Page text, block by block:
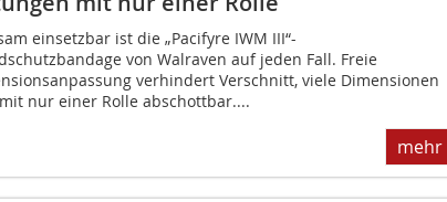
einsetzbar ist die „Pacifyre IWM III“-
von Walraven auf jeden Fall. Freie
verhindert Verschnitt, viele Dimensionen
nur einer Rolle abschottbar....
mehr